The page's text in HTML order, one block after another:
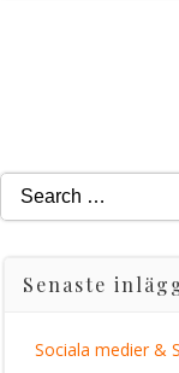
Search
for:
Senaste
Sociala medier &